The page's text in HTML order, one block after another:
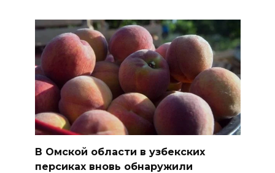
В Омской области в узбекских
персиках вновь обнаружили